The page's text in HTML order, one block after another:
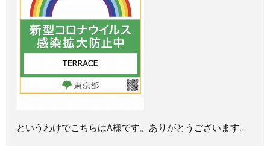
というわけでこちらはA様です。ありがとうございます。